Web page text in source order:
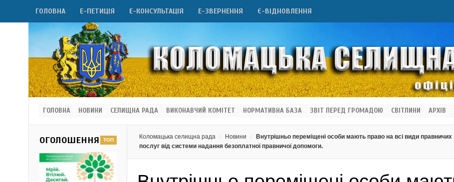
ГОЛОВНА Е-ПЕТИЦІЯ Е-КОНСУЛЬТАЦІЯ Е-ЗВЕРНЕННЯ Є-ВІДНОВЛЕННЯ
ГОЛОВНА НОВИНИ СЕЛИЩНА РАДА ВИКОНАВЧИЙ КОМІТЕТ НОРМАТИВНА БАЗА ЗВІТ ПЕРЕД ГРОМАДОЮ СВІТЛИНИ АРХІВ
Коломацька селищна рада Новини
Внутрішньо переміщені особи мають право на всі види правничих
послуг від системи надання безоплатної правничої допомоги.
ОГОЛОШЕННЯ